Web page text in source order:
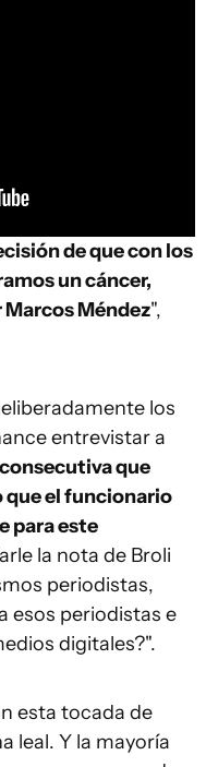
de que con los
un cáncer,
Marcos Méndez",
los
entrevistar a
que
que el funcionario
para este
la nota de Broli
periodistas,
esos periodistas e
digitales?".
esta tocada de
leal. Y la mayoría